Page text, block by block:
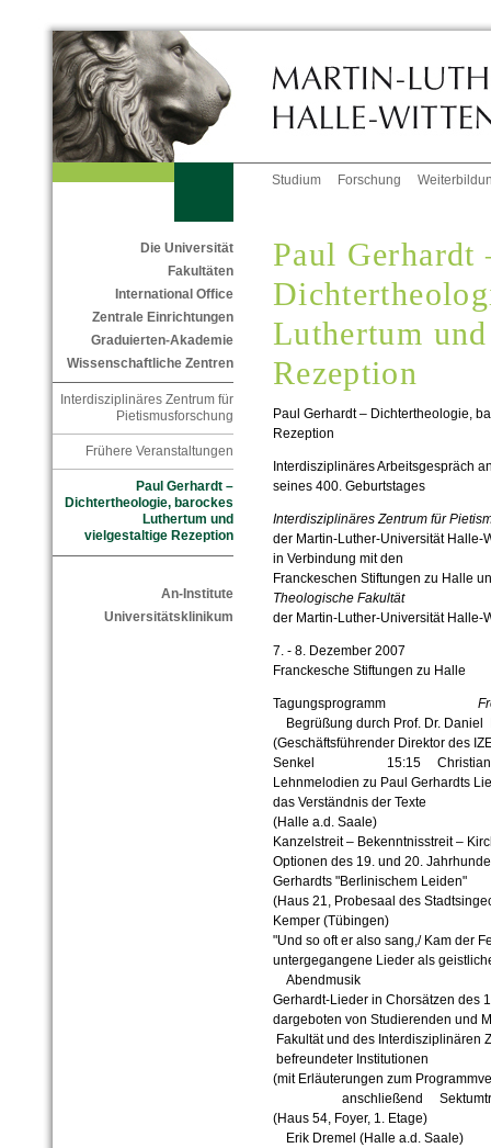
Studium Forschung
Die Universität
Fakultäten
International Office
Zentrale Einrichtungen
Graduierten-Akademie
Wissenschaftliche Zentren
Interdisziplinäres Zentrum für
Pietismusforschung
Frühere Veranstaltungen
Paul Gerhardt –
Dichtertheologie, barockes
Luthertum und
vielgestaltige Rezeption
An-Institute
Universitätsklinikum
Paul Gerhardt
Luthertum
Rezeption
Paul Gerhardt – Dichtertheologie,
Rezeption
Interdisziplinäres Arbeitsgespräch
seines 400. Geburtstages
Interdisziplinäres Zentrum für
der Martin-Luther-Universität Halle-
in Verbindung mit den
Franckeschen Stiftungen zu Halle
Theologische Fakultät
der Martin-Luther-Universität Halle-
7. - 8. Dezember 2007
Franckesche Stiftungen zu Halle
Tagungsprogramm
Begrüßung durch Prof. Dr. Daniel
(Geschäftsführender
Senkel 15:15 Christian
Lehnmelodien zu Paul Gerhardts
das Verständnis der Texte
(Halle a.d. Saale)
Kanzelstreit – Bekenntnisstreit –
Optionen des 19. und 20.
Gerhardts "Berlinischem
(Haus 21, Probesaal des
Kemper (Tübingen)
"Und so oft er also sang,/ Kam der
untergegangene Lieder als
Abendmusik
Gerhardt-Lieder in Chorsätzen des
dargeboten von Studierenden und
Fakultät und des Interdisziplinären
befreundeter Institutionen
(mit Erläuterungen zum
anschließend
(Haus 54, Foyer, 1.
Erik Dremel (Halle a.d. Saale)